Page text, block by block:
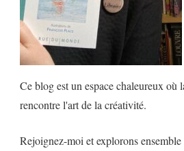
Ce blog est un espace chaleureux où
rencontre l'art de la créativité.
Rejoignez-moi et explorons